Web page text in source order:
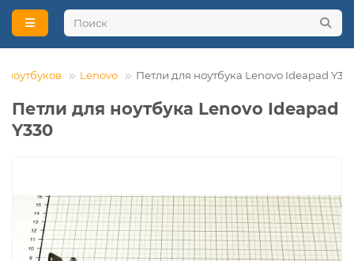
ноутбуков Lenovo Петли для ноутбука Lenovo Ideapad
Петли для ноутбука Lenovo Ideapad
Y330